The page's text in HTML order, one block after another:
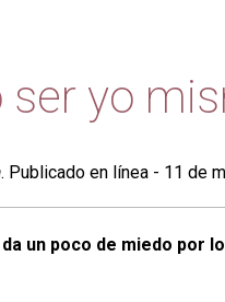
ser yo
. Publicado en línea - 11 de
un poco de miedo por